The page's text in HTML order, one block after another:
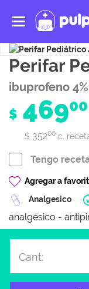
Toggle
navigation
Perifar
ibuprofeno 4%
$ 46900
$ 35200 c.
Tengo
Agregar a
Analgesico
analgésico -
Cant: